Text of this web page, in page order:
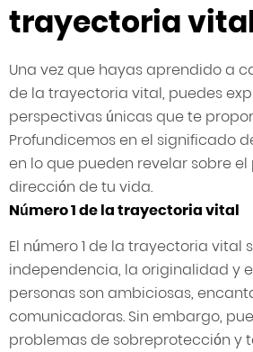
trayectoria
Una vez que hayas aprendido a
de la trayectoria vital, puedes
perspectivas únicas que te
Profundicemos en el significado
en lo que pueden revelar sobre el
dirección de tu vida.
Número 1 de la trayectoria vital
El número 1 de la trayectoria vital
independencia, la originalidad y
personas son ambiciosas,
comunicadoras. Sin embargo,
problemas de sobreprotección y